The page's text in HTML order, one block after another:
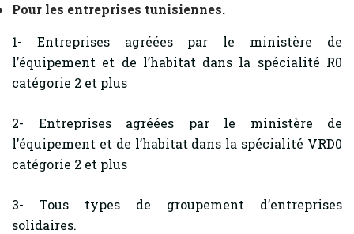
Pour les entreprises tunisiennes.
1- Entreprises agréées par le ministère de
l’équipement et de l’habitat dans la spécialité R0
catégorie 2 et plus
2- Entreprises agréées par le ministère de
l’équipement et de l’habitat dans la spécialité VRD0
catégorie 2 et plus
3- Tous types de groupement d’entreprises
solidaires.